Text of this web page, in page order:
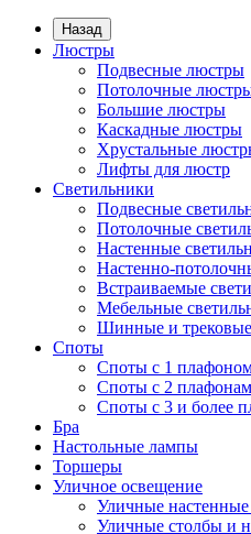
Назад
Люстры
Подвесные люстры
Потолочные
Большие люстры
Каскадные люстры
Хрустальные
Лифты для люстр
Светильники
Подвесные
Потолочные
Настенные
Настенно-
Встраиваемые
Мебельные
Шинные и трековые
Споты
Споты с 1
Споты с 2
Споты с 3 и более
Бра
Настольные лампы
Торшеры
Уличное освещение
Уличные настенные
Уличные столбы и